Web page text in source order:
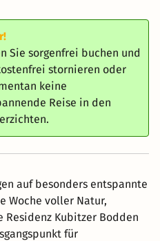
Sie sorgenfrei buchen und
stornieren oder
keine
Reise in den
auf besonders entspannte
Woche voller Natur,
Residenz Kubitzer Bodden
für